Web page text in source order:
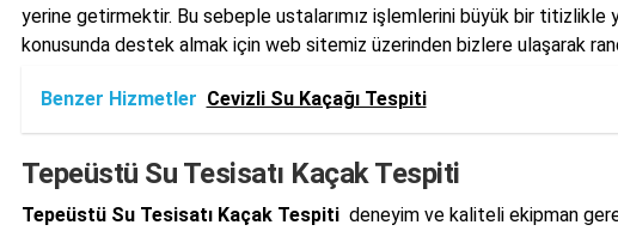
yerine getirmektir. Bu sebeple ustalarımız işlemlerini büyük bir titizlikle
konusunda destek almak için web sitemiz üzerinden bizlere ulaşarak
Benzer Hizmetler Cevizli Su Kaçağı Tespiti
Tepeüstü Su Tesisatı Kaçak Tespiti
Tepeüstü Su Tesisatı Kaçak Tespitideneyim ve kaliteli ekipman